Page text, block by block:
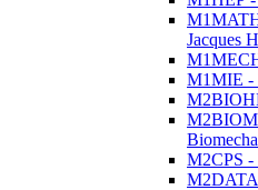
Jacques
M1MIE -
M2CPS -